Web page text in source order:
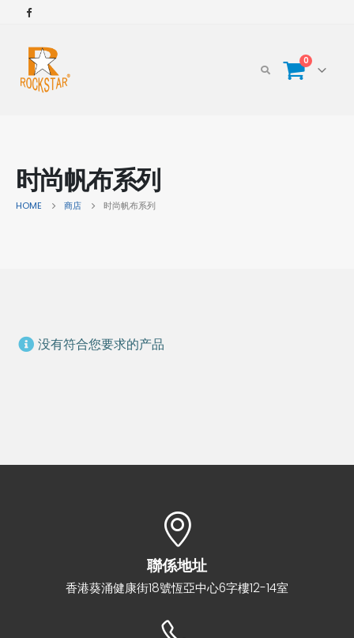
0
时尚帆布系列
HOME 商店 时尚帆布系列
没有符合您要求的产品
聯係地址
香港葵涌健康街18號恆亞中心6字樓12-14室